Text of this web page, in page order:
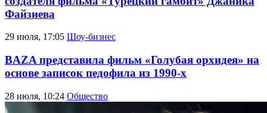
Файзиева
29 июля, 17:05 Шоу-бизнес
BAZA представила фильм «Голубая орхидея» на
основе записок педофила из 1990-х
28 июля, 10:24 Общество